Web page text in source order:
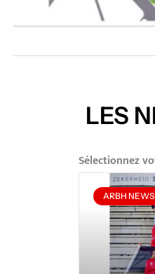
LES
Sélectionnez
ARBH NEWS